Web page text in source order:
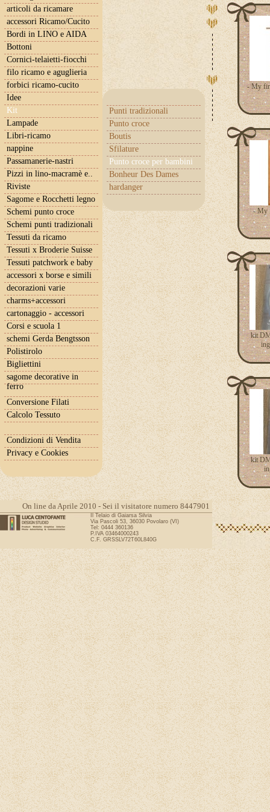
articoli da ricamare
accessori Ricamo/Cucito
Bordi in LINO e AIDA
Bottoni
Cornici-telaietti-fiocchi
filo ricamo e aguglieria
forbici ricamo-cucito
Idee
Kit
Punti tradizionali
Punto croce
Boutis
Sfilature
Punto croce per bambini
Bonheur Des Dames
hardanger
Lampade
Libri-ricamo
nappine
Passamanerie-nastri
Pizzi in lino-macramè e..
Riviste
Sagome e Rocchetti legno
Schemi punto croce
Schemi punti tradizionali
Tessuti da ricamo
Tessuti x Broderie Suisse
Tessuti patchwork e baby
accessori x borse e simili
decorazioni varie
charms+accessori
cartonaggio - accessori
Corsi e scuola 1
schemi Gerda Bengtsson
Polistirolo
Bigliettini
sagome decorative in
ferro
Conversione Filati
Calcolo Tessuto
Condizioni di Vendita
Privacy e Cookies
- My
- My
kit
kit
On line da Aprile 2010 - Sei il visitatore numero 8447901
Il Telaio di Gaiarsa Silvia
Via Pascoli 53, 36030 Povolaro (VI)
Tel: 0444 360136
P.IVA 03464000243
C.F. GRSSLV72T60L840G